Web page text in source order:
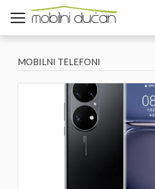
MOBILNI TELEFONI